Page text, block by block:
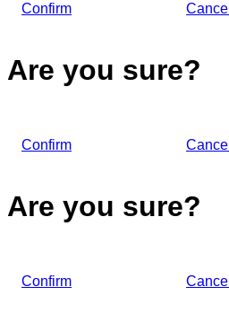
Confirm Cancel
Are you sure?
Confirm Cancel
Are you sure?
Confirm Cancel